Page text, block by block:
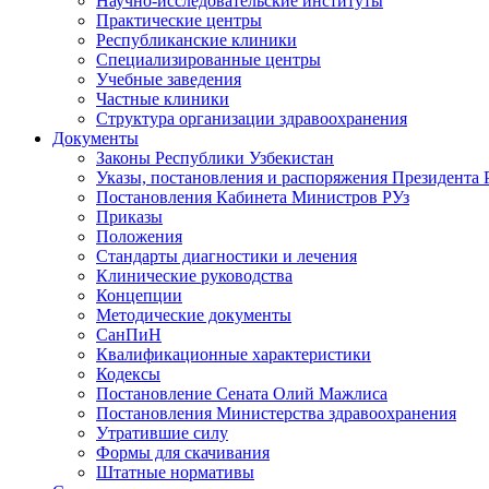
Практические центры
Республиканские клиники
Специализированные центры
Учебные заведения
Частные клиники
Структура организации здравоохранения
Документы
Законы Республики Узбекистан
Указы, постановления и распоряжения Президента
Постановления Кабинета Министров РУз
Приказы
Положения
Стандарты диагностики и лечения
Клинические руководства
Концепции
Методические документы
СанПиН
Квалификационные характеристики
Кодексы
Постановление Сената Олий Мажлиса
Постановления Министерства здравоохранения
Утратившие силу
Формы для скачивания
Штатные нормативы